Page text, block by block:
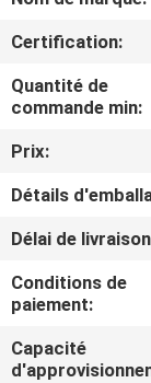
VIDÉOS
À
PROPOS
NOUS
VISITE
DE
L'USINE
Certification:
Quantité de
commande min:
Prix:
Détails
Délai de
Conditions de
paiement:
Capacité